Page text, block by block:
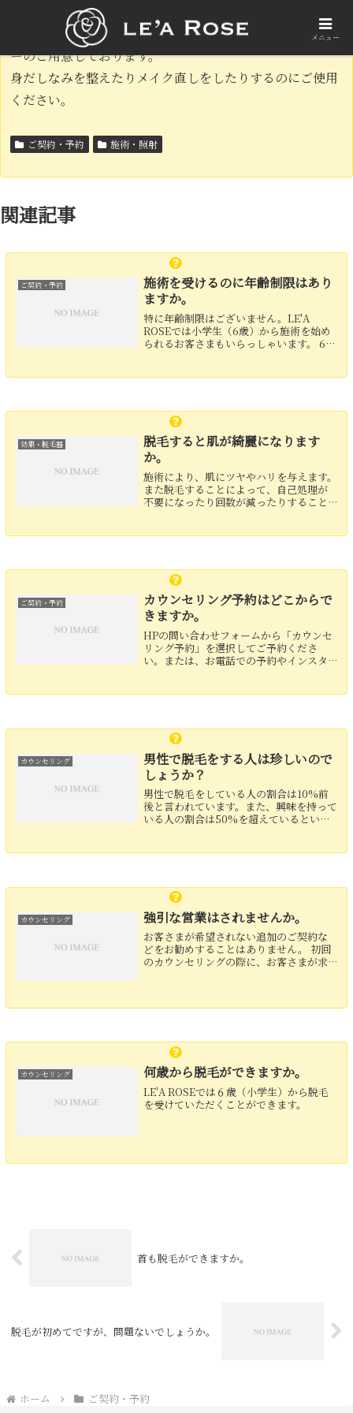
お顔の脱毛後でもメイクできます。また、個室にドレッサ
ーのご用意しております。
身だしなみを整えたりメイク直しをしたりするのにご使用
ください。
ご契約・予約 施術・照射
関連記事
ご契約・予約
施術を受けるのに年齢制限はあり
ますか。
特に年齢制限はございません。LE'A
ROSEでは小学生（6歳）から施術を始め
られるお客さまもいらっしゃいます。 60
効果・脱毛器
脱毛すると肌が綺麗になります
か。
施術により、肌にツヤやハリを与えます。
また脱毛することによって、自己処理が
不要になったり回数が減ったりすること
まからは、「肌が綺麗になった」とお声
ご契約・予約
カウンセリング予約はどこからで
きますか。
HPの問い合わせフォームから「カウンセ
リング予約」を選択してご予約くださ
い。または、お電話での予約やインスタ
カウンセリング
男性で脱毛をする人は珍しいので
しょうか？
男性で脱毛をしている人の割合は10%前
後と言われています。また、興味を持って
いる人の割合は50%を超えているという
カウンセリング 強引な営業はされませんか。
お客さまが希望されない追加のご契約な
どをお勧めすることはありません。 初回
のカウンセリングの際に、お客さまが求
ざいましたら、お気軽...
カウンセリング 何歳から脱毛ができますか。
LE'A ROSEでは６歳（小学生）から脱毛
を受けていただくことができます。
首も脱毛ができますか。
脱毛が初めてですが、問題ないでしょうか。
ホーム ご契約・予約
メニュー